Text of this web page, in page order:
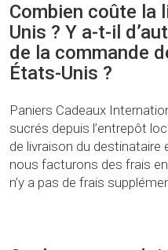
Combien coûte la
Unis ? Y a-t-il
de la commande
États-Unis ?
Paniers Cadeaux
sucrés depuis l’entrepôt
de livraison du
nous facturons des frais
n’y a pas de frais